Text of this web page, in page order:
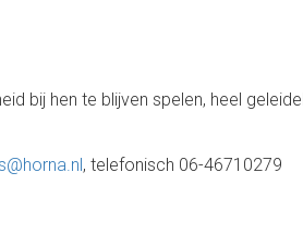
bij hen te blijven spelen, heel
, telefonisch 06-46710279